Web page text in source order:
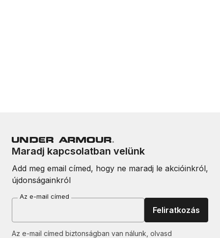
Maradj kapcsolatban velünk
Add meg email címed, hogy ne maradj le akcióinkról,
újdonságainkról
Az e-mail címed
Feliratkozás
Az e-mail címed biztonságban van nálunk, olvasd